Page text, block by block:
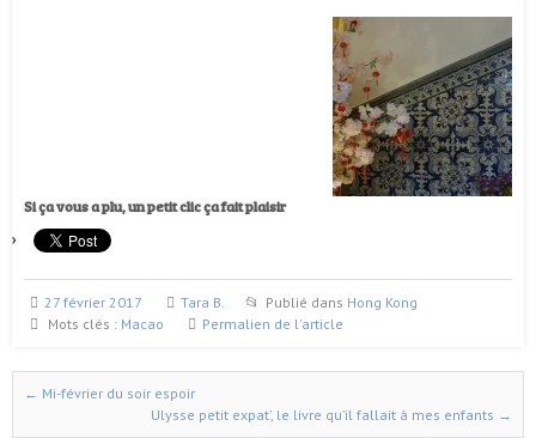
Si ça vous a plu, un petit clic ça fait plaisir
27 février 2017 Tara B. Publié dans Hong Kong
Mots clés : Macao Permalien de l'article
Naviguer dans les articles
← Mi-février du soir espoir
Ulysse petit expat’, le livre qu’il fallait à mes enfants →